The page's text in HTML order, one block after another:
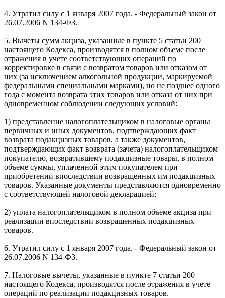
4. Утратил силу с 1 января 2007 года. - Федеральный закон от
26.07.2006 N 134-ФЗ.
5. Вычеты сумм акциза, указанные в пункте 5 статьи 200
настоящего Кодекса, производятся в полном объеме после
отражения в учете соответствующих операций по
корректировке в связи с возвратом товаров или отказом от
них (за исключением алкогольной продукции, маркируемой
федеральными специальными марками), но не позднее одного
года с момента возврата этих товаров или отказа от них при
одновременном соблюдении следующих условий:
1) представление налогоплательщиком в налоговые органы
первичных и иных документов, подтверждающих факт
возврата подакцизных товаров, а также документов,
подтверждающих факт возврата (зачета) налогоплательщиком
покупателю, возвратившему подакцизные товары, в полном
объеме суммы, уплаченной этим покупателем при
приобретении впоследствии возвращенных им подакцизных
товаров. Указанные документы представляются одновременно
с соответствующей налоговой декларацией;
2) уплата налогоплательщиком в полном объеме акциза при
реализации впоследствии возвращенных подакцизных
товаров.
6. Утратил силу с 1 января 2007 года. - Федеральный закон от
26.07.2006 N 134-ФЗ.
7. Налоговые вычеты, указанные в пункте 7 статьи 200
настоящего Кодекса, производятся после отражения в учете
операций по реализации подакцизных товаров.